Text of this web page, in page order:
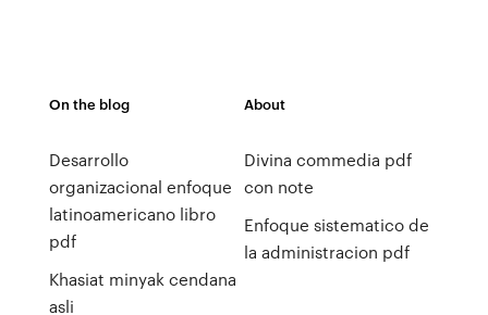
On the blog
Desarrollo
organizacional enfoque
latinoamericano libro
pdf
Khasiat minyak cendana
asli
About
Divina commedia pdf
con note
Enfoque sistematico de
la administracion pdf